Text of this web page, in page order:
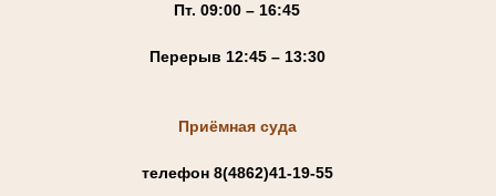
Пт. 09:00 – 16:45
Перерыв 12:45 – 13:30
Приёмная суда
телефон 8(4862)41-19-55